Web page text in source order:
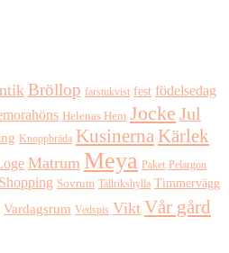
Bröllop farstukvist fest födelsedag
Helenas Hem Jocke Jul
Knoppbräda KusinernaKärlek
Matrum Meya Paket Pelargon
Shopping Sovrum Tallrikshylla Timmervägg
Vardagsrum Vedspis Vikt Vår gård